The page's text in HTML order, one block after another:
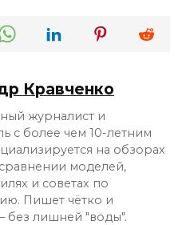
Кравченко
журналист и
с более чем 10-летним
на обзорах
моделей,
и советах по
Пишет чётко и
без лишней "воды".